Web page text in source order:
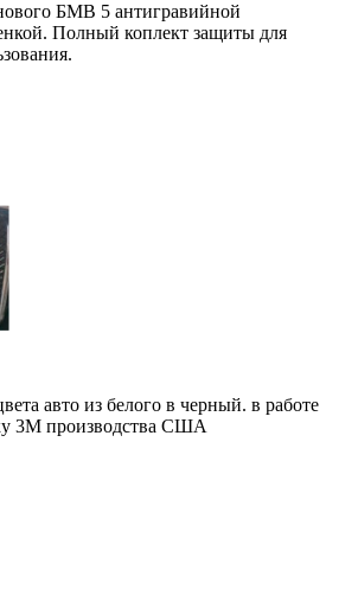
БМВ 5 антигравийной
Полный коплект защиты для
авто из белого в черный. в работе
3М производства США